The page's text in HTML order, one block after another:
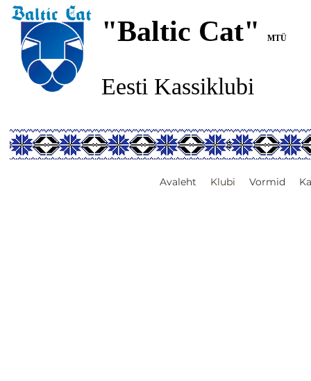
"Baltic Cat" MTÜ
Eesti Kassiklubi
Avaleht Klubi Vormid